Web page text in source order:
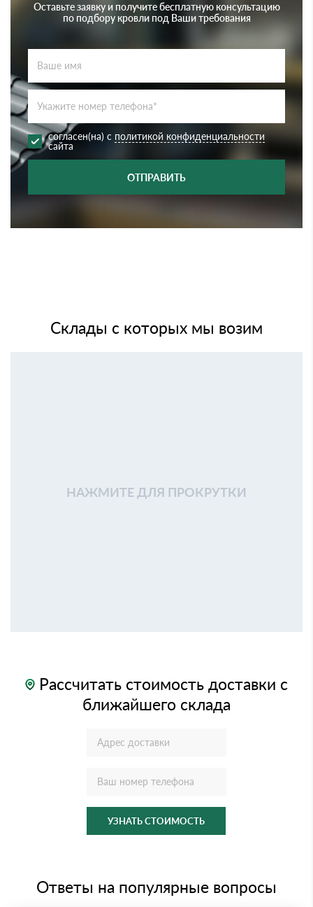
Оставьте заявку и получите бесплатную консультацию
по подбору кровли под Ваши требования
согласен(на) с политикой конфиденциальности
сайта
ОТПРАВИТЬ
Склады с которых мы возим
НАЖМИТЕ ДЛЯ ПРОКРУТКИ
Рассчитать стоимость доставки с
ближайшего склада
УЗНАТЬ СТОИМОСТЬ
Ответы на популярные вопросы